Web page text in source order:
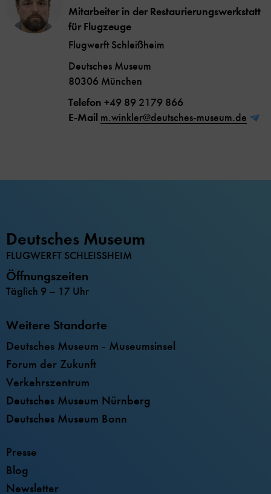
Mitarbeiter in der Restaurierungswerkstatt
für Flugzeuge
Flugwerft Schleißheim
Deutsches Museum
80306 München
Telefon +49 89 2179 866
E-Mail m.winkler@deutsches-museum.de
Deutsches Museum
FLUGWERFT SCHLEISSHEIM
Öffnungszeiten
Täglich 9 – 17 Uhr
Weitere Standorte
Deutsches Museum - Museumsinsel
Forum der Zukunft
Verkehrszentrum
Deutsches Museum Nürnberg
Deutsches Museum Bonn
Presse
Blog
Newsletter